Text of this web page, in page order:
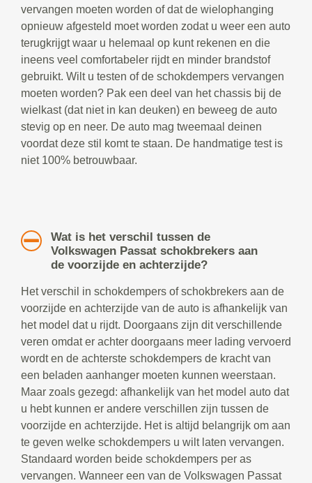
vervangen moeten worden of dat de wielophanging
opnieuw afgesteld moet worden zodat u weer een auto
terugkrijgt waar u helemaal op kunt rekenen en die
ineens veel comfortabeler rijdt en minder brandstof
gebruikt. Wilt u testen of de schokdempers vervangen
moeten worden? Pak een deel van het chassis bij de
wielkast (dat niet in kan deuken) en beweeg de auto
stevig op en neer. De auto mag tweemaal deinen
voordat deze stil komt te staan. De handmatige test is
niet 100% betrouwbaar.
Wat is het verschil tussen de
Volkswagen Passat schokbrekers aan
de voorzijde en achterzijde?
Het verschil in schokdempers of schokbrekers aan de
voorzijde en achterzijde van de auto is afhankelijk van
het model dat u rijdt. Doorgaans zijn dit verschillende
veren omdat er achter doorgaans meer lading vervoerd
wordt en de achterste schokdempers de kracht van
een beladen aanhanger moeten kunnen weerstaan.
Maar zoals gezegd: afhankelijk van het model auto dat
u hebt kunnen er andere verschillen zijn tussen de
voorzijde en achterzijde. Het is altijd belangrijk om aan
te geven welke schokdempers u wilt laten vervangen.
Standaard worden beide schokdempers per as
vervangen. Wanneer een van de Volkswagen Passat